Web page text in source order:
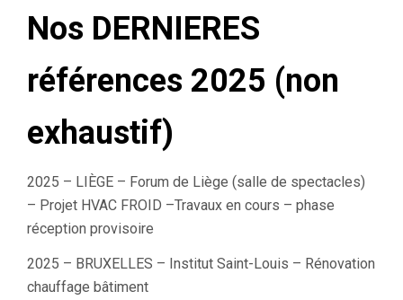
Nos DERNIERES
références 2025 (non
exhaustif)
2025 – LIÈGE – Forum de Liège (salle de spectacles)
– Projet HVAC FROID –Travaux en cours – phase
réception provisoire
2025 – BRUXELLES – Institut Saint-Louis – Rénovation
chauffage bâtiment